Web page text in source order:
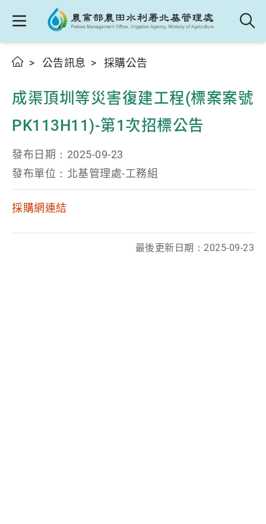
公告訊息 採購公告
成渠頂圳等災害復建工程(標案案號
PK113H11)-第1次招標公告
發布日期： 2025-09-23
發布單位： 北基管理處-工務組
採購網連結
最後更新日期： 2025-09-23